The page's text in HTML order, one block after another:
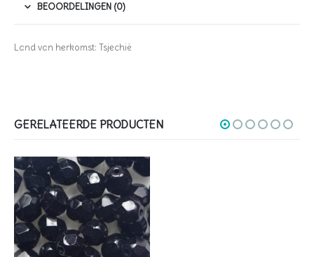
BEOORDELINGEN (0)
Land van herkomst: Tsjechië
GERELATEERDE PRODUCTEN